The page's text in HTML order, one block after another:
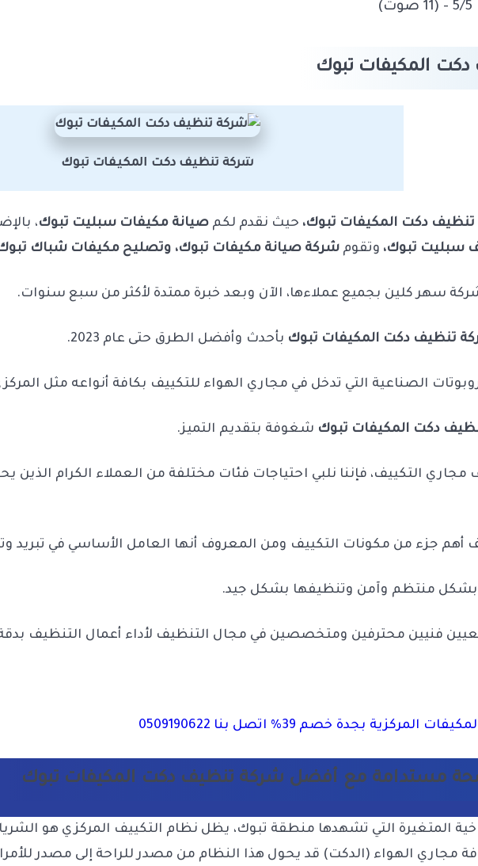
5/5 - (11 صوت)
المكيفات تبوك
شركة تنظيف دكت المكيفات تبوك
دكت المكيفات تبوك، حيث نقدم لكم صيانة مكيفات سبليت تبوك،
سبليت تبوك، وتقوم شركة صيانة مكيفات تبوك، وتصليح مكيفات شباك
سهر كلين بجميع عملاءها، الآن وبعد خبرة ممتدة لأكثر من سبع سنوات.
تنظيف دكت المكيفات تبوك بأحدث وأفضل الطرق حتى عام 2023.
الصناعية التي تدخل في مجاري الهواء للتكييف بكافة أنواعه مثل
دكت المكيفات تبوك شغوفة بتقديم التميز.
التكييف، فإننا نلبي احتياجات فئات مختلفة من العملاء الكرام الذين
أهم جزء من مكونات التكييف ومن المعروف أنها العامل الأساسي في تبريد
بشكل منتظم وآمن وتنظيفها بشكل جيد.
فنيين محترفين ومتخصصين في مجال التنظيف لأداء أعمال التنظيف
بجدة خصم 39% اتصل بنا 0509190622
مستدامة مع أفضل شركة تنظيف دكت المكيفات تبوك
المتغيرة التي تشهدها منطقة تبوك، يظل نظام التكييف المركزي هو
مجاري الهواء (الدكت) قد يحول هذا النظام من مصدر للراحة إلى مصدر